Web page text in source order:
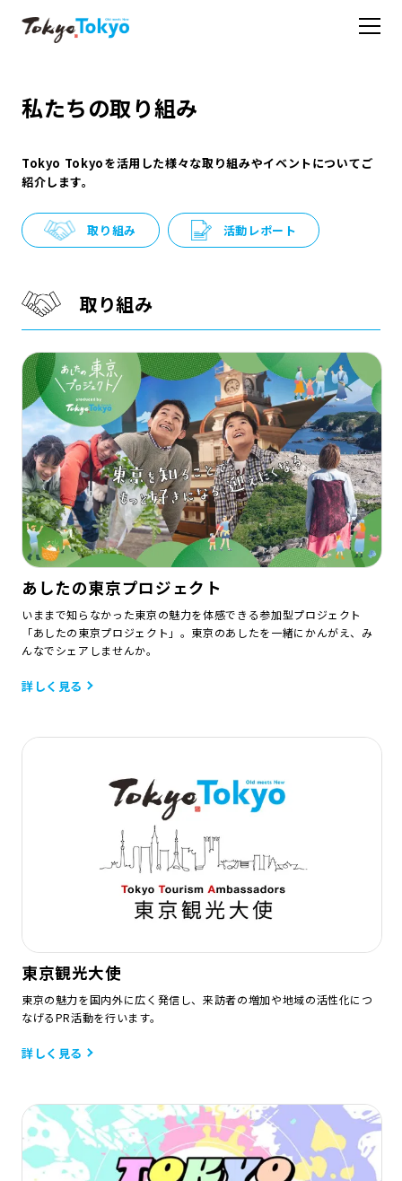
私たちの取り組み
Tokyo Tokyoを活用した様々な取り組みやイベントについてご
紹介します。
取り組み 活動レポート
取り組み
あしたの東京プロジェクト
いままで知らなかった東京の魅力を体感できる参加型プロジェクト
「あしたの東京プロジェクト」。東京のあしたを一緒にかんがえ、み
んなでシェアしませんか。
詳しく見る
(別ウィンドウで開きます)
東京観光大使
東京の魅力を国内外に広く発信し、来訪者の増加や地域の活性化につ
なげるPR活動を行います。
詳しく見る